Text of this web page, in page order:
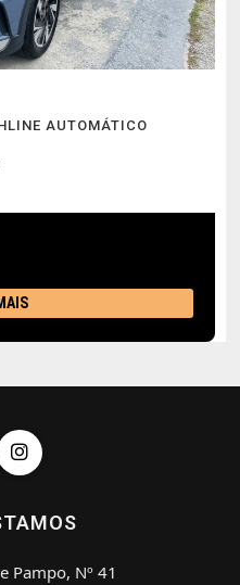
AUTOMÁTICO
Pampo, Nº 41